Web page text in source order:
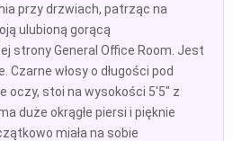
przy drzwiach, patrząc na
ulubioną gorącą
strony General Office Room. Jest
Czarne włosy o długości pod
oczy, stoi na wysokości 5'5" z
duże okrągłe piersi i pięknie
miała na sobie